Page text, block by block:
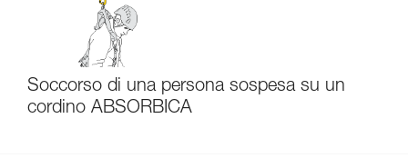
Soccorso di una persona sospesa su un
cordino ABSORBICA